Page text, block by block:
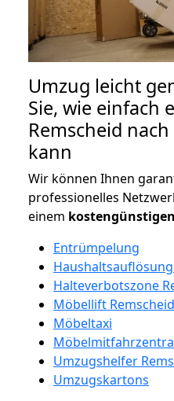
Umzug leicht
Sie, wie einfach
Remscheid
kann
Wir können Ihnen
professionelles
einem kostengünstigen
Entrümpelung
Halteverbotszone
Möbellift Remscheid
Möbeltaxi
Umzugshelfer
Umzugskartons